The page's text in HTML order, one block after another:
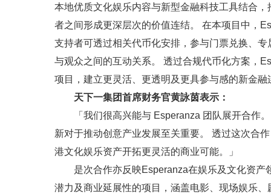
本地优质文化娱乐内容与新型金融科技工具结合
者之间形成更深层次的价值连结。 在本项目中，
支持者可透过相关代币化安排，参与门票兑换、
与观众之间的互动关系。 透过合规代币化方案，
项目，建立更灵活、更透明及更具参与感的新金融
天下一集团首席财务官黄詠茵表示：
「我们很高兴能与 Esperanza 团队展开合作
新对于推动创意产业发展至关重要。 透过这次合
港文化娱乐资产开拓更灵活的商业可能。」
是次合作亦反映Esperanza在娱乐及文化资
潜力及商业延展性的项目，涵盖电影、现场娱乐